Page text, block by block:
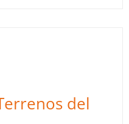
del